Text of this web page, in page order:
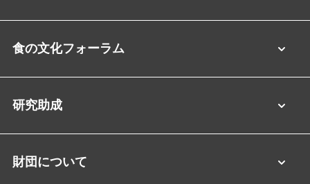
食の文化フォーラム
研究助成
財団について